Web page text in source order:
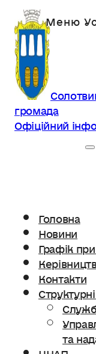
громада
Офіційний
Головна
Новини
Графік
Контакти
та